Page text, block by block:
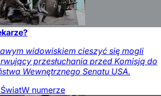
widowiskiem cieszyć się mogli
przesłuchania przed Komisją do
Wewnętrznego Senatu USA.
ŚwiatW numerze